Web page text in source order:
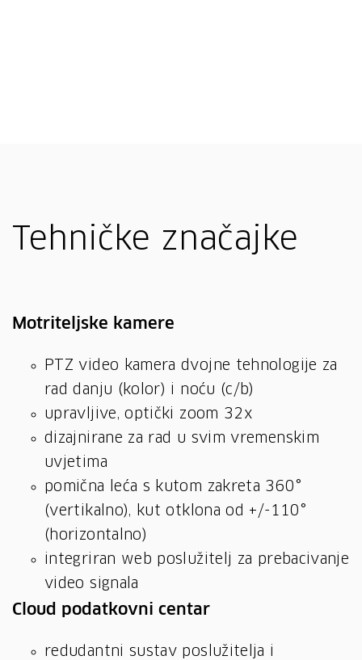
Tehničke značajke
Motriteljske kamere
PTZ video kamera dvojne tehnologije za
rad danju (kolor) i noću (c/b)
upravljive, optički zoom 32x
dizajnirane za rad u svim vremenskim
uvjetima
pomična leća s kutom zakreta 360°
(vertikalno), kut otklona od +/-110°
(horizontalno)
integriran web poslužitelj za prebacivanje
video signala
Cloud podatkovni centar
redudantni sustav poslužitelja i